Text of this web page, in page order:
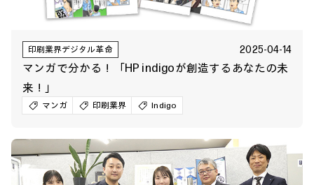
印刷業界デジタル革命 2025-04-14
マンガで分かる！「HP indigoが創造するあなたの未
来！」
マンガ 印刷業界 Indigo